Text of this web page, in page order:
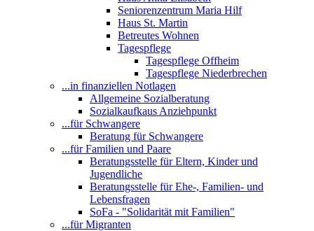
Seniorenzentrum Maria Hilf
Haus St. Martin
Betreutes Wohnen
Tagespflege
Tagespflege Offheim
Tagespflege Niederbrechen
...in finanziellen Notlagen
Allgemeine Sozialberatung
Sozialkaufkaus Anziehpunkt
...für Schwangere
Beratung für Schwangere
...für Familien und Paare
Beratungsstelle für Eltern, Kinder und
Jugendliche
Beratungsstelle für Ehe-, Familien- und
Lebensfragen
SoFa - "Solidarität mit Familien"
...für Migranten